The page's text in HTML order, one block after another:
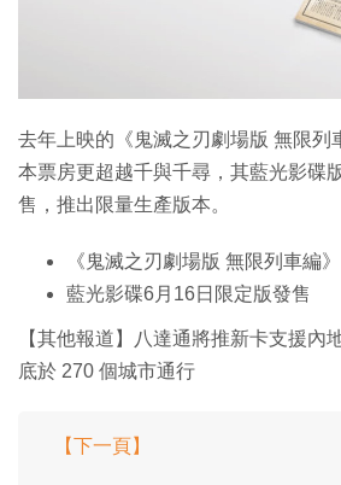
去年上映的《鬼滅之刃劇場版 無限列
本票房更超越千與千尋，其藍光影碟
售，推出限量生產版本。
《鬼滅之刃劇場版 無限列車編》
藍光影碟6月16日限定版發售
【其他報道】八達通將推新卡支援內
底於 270 個城市通行
【下一頁】